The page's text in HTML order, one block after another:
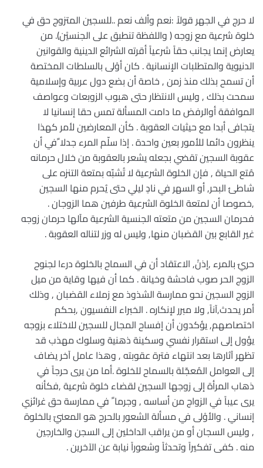
لا حرج في الجهر قولاً :نعم وألف نعم ..للسجين المتزوج حق في
خلوة شرعية مع زوجه ( واللفظة تنطبق على الجنسيْن). من
يعارض إنما يجانب حقاً شرعياً أقرته الشرائع الدينية والقوانين
الدنيوية والمتطلبات الإنسانية . كان أوْلى بالسلطات المختصة
أن تسمح بذلك منذ زمن , خاصة أن بضع دول عربية وإسلامية
سمحت بذلك , وليس الانتظار حتى هبوب الزوبعات وعواصف
الموافقة أوالرفض ما دامت المسألة تمس حقا إنسانيا لا
يتجافى أبدا مع حيثيات العقوبة . كأن المعارضين لأمر كهذا
ينظرون دائما للأمور بعين واحدة . إذا سلّم المرء جدلا ًفي أن
عقوبة السجين تقضي بجعله يشعر بالعقوبة من خلال حرمانه
مُتع الحياة , فإن الخلوة الشرعية لا تُشبّه بمتعة التنزه على
شاطئ البحر, أو السهر في نادٍ ليلي حتى يُحرم منها السجين
,خصوصا أن لمتعة الخلوة الشرعية طرفين هما الزوجان .
فحرمان السجين من متعته الجنسية الشرعية مآلها حرمان زوجه
غير القابع بين القضبان منها, وليس له وزر لتناله العقوبة .
حريٌ بالمرء ,إذنْ, الاعتقاد أن في السماح بالخلوة درءا لجنوح
الزوج الحر صوب فاحشة وخيانة . كما أن فيها وقاية من ميل
الزوج السجين نحو ممارسة الشذوذ مع زملاء القضبان , وذلك
أمر يحدث,آناً, ولا مبرر لإنكاره . الخبراء النفسيون ,بحكم
اختصاصهم, يؤكدون أن إفساح المجال للسجين للاختلاء بزوجه
يؤول إلى استقرار نفسي وسكينة ذهنية وسلوك مهذب قد
تظهر آثارها بعد انتهاء فترة عقوبته , وهذا عامل آخر يضاف
إلى العوامل المُعجّلة بالسماح للخلوة .أما من يرى حرجاً في
ذهاب المرأة إلى زوجها السجين لقضاء خلوة شرعية ,فكأنه
يرى عيباً في الزواج من أساسه , وجرما ً في ممارسة حق غرائزي
إنساني . والأوْلى في مسألة الشعور بالحرج هو المعنيّ بالخلوة
, وليس السجان أو من يراقب الداخلين إلى السجن والخارجين
منه . كفى تفكيراً وتحدثاً وشعوراً نيابة عن الآخرين .